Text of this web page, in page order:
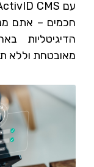
חכמים – אתם
הדיגיטליות
מאובטחת וללא